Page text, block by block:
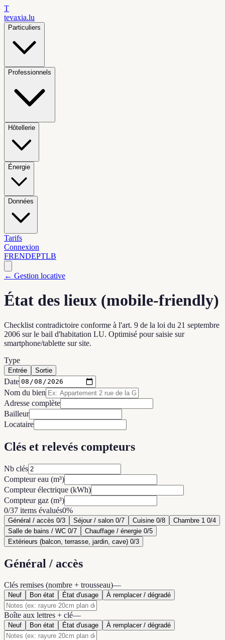
T
tevaxia.lu
Particuliers
Professionnels
Hôtellerie
Énergie
Données
Tarifs
Connexion
FRENDEPTLB
← Gestion locative
État des lieux (mobile-friendly)
Checklist contradictoire conforme à l'art. 9 de la loi du 21 septembre
2006 sur le bail d'habitation LU. Optimisé pour saisie sur
smartphone/tablette sur site.
Type
Entrée Sortie
Date
Nom du bien
Adresse complète
Bailleur
Locataire
Clés et relevés compteurs
Nb clés
Compteur eau (m³)
Compteur électrique (kWh)
Compteur gaz (m³)
0/37 items évalués0%
Général / accès 0/3 Séjour / salon 0/7 Cuisine 0/8 Chambre 1 0/4
Salle de bains / WC 0/7 Chauffage / énergie 0/5
Extérieurs (balcon, terrasse, jardin, cave) 0/3
Général / accès
Clés remises (nombre + trousseau)—
Neuf Bon état État d'usage À remplacer / dégradé
Boîte aux lettres + clé—
Neuf Bon état État d'usage À remplacer / dégradé